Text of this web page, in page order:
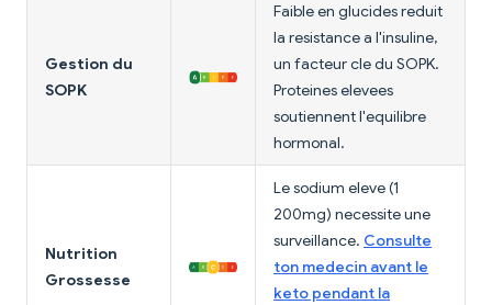
Gestion du
SOPK
Faible en glucides reduit
la resistance a l'insuline,
un facteur cle du SOPK.
Proteines elevees
soutiennent l'equilibre
hormonal.
Nutrition
Grossesse
Le sodium eleve (1
200mg) necessite une
surveillance. Consulte
ton medecin avant le
keto pendant la